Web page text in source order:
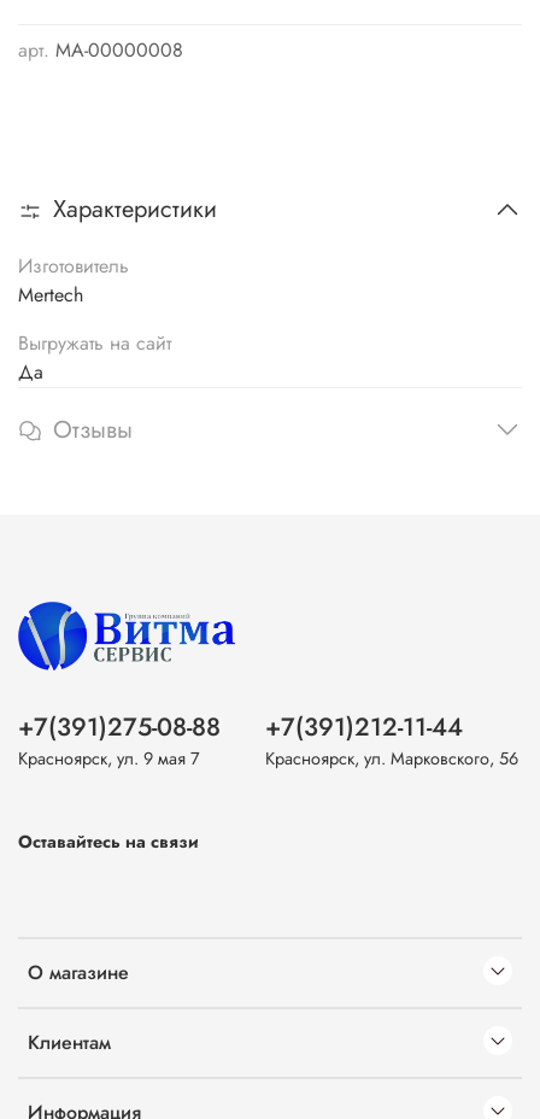
арт. MA-00000008
Характеристики
Изготовитель
Mertech
Выгружать на сайт
Да
Отзывы
О магазине
Клиентам
Информация
+7(391)275-08-88
Красноярск, ул. 9 мая 7
+7(391)212-11-44
Красноярск, ул. Марковского, 56
Оставайтесь на связи